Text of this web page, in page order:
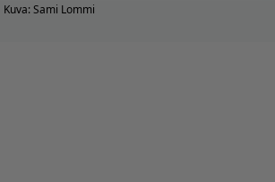
Kuva: Sami Lommi